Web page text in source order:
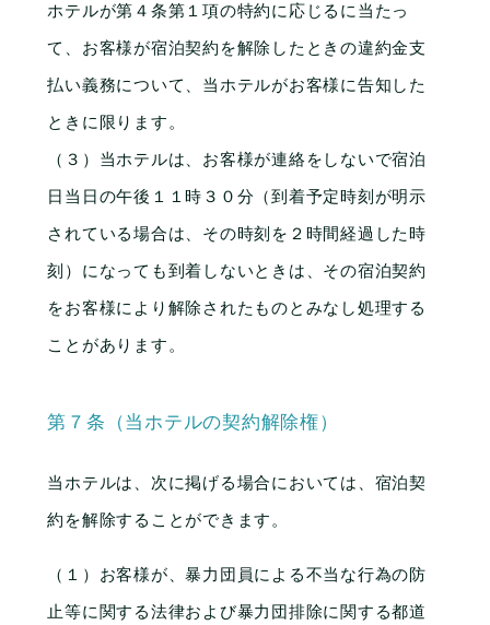
ホテルが第４条第１項の特約に応じるに当たっ
て、お客様が宿泊契約を解除したときの違約金支
払い義務について、当ホテルがお客様に告知した
ときに限ります。
（３）当ホテルは、お客様が連絡をしないで宿泊
日当日の午後１１時３０分（到着予定時刻が明示
されている場合は、その時刻を２時間経過した時
刻）になっても到着しないときは、その宿泊契約
をお客様により解除されたものとみなし処理する
ことがあります。
第７条（当ホテルの契約解除権）
当ホテルは、次に掲げる場合においては、宿泊契
約を解除することができます。
（１）お客様が、暴力団員による不当な行為の防
止等に関する法律および暴力団排除に関する都道